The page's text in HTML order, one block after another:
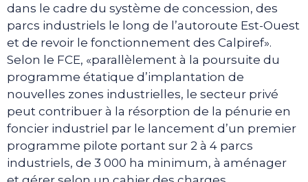
dans le cadre du système de concession, des
parcs industriels le long de l’autoroute Est-Ouest
et de revoir le fonctionnement des Calpiref».
Selon le FCE, «parallèlement à la poursuite du
programme étatique d’implantation de
nouvelles zones industrielles, le secteur privé
peut contribuer à la résorption de la pénurie en
foncier industriel par le lancement d’un premier
programme pilote portant sur 2 à 4 parcs
industriels, de 3 000 ha minimum, à aménager